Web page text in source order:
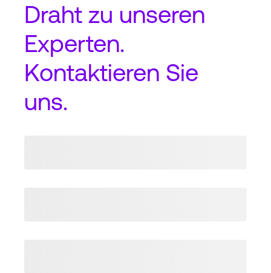
Draht zu unseren
Experten.
Kontaktieren Sie
uns.